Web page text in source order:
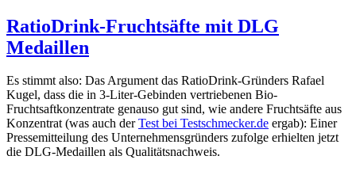
RatioDrink-Fruchtsäfte mit DLG
Medaillen
Es stimmt also: Das Argument das RatioDrink-Gründers Rafael
Kugel, dass die in 3-Liter-Gebinden vertriebenen Bio-
Fruchtsaftkonzentrate genauso gut sind, wie andere Fruchtsäfte aus
Konzentrat (was auch derTest bei Testschmecker.de ergab): Einer
Pressemitteilung des Unternehmensgründers zufolge erhielten jetzt
die DLG-Medaillen als Qualitätsnachweis.